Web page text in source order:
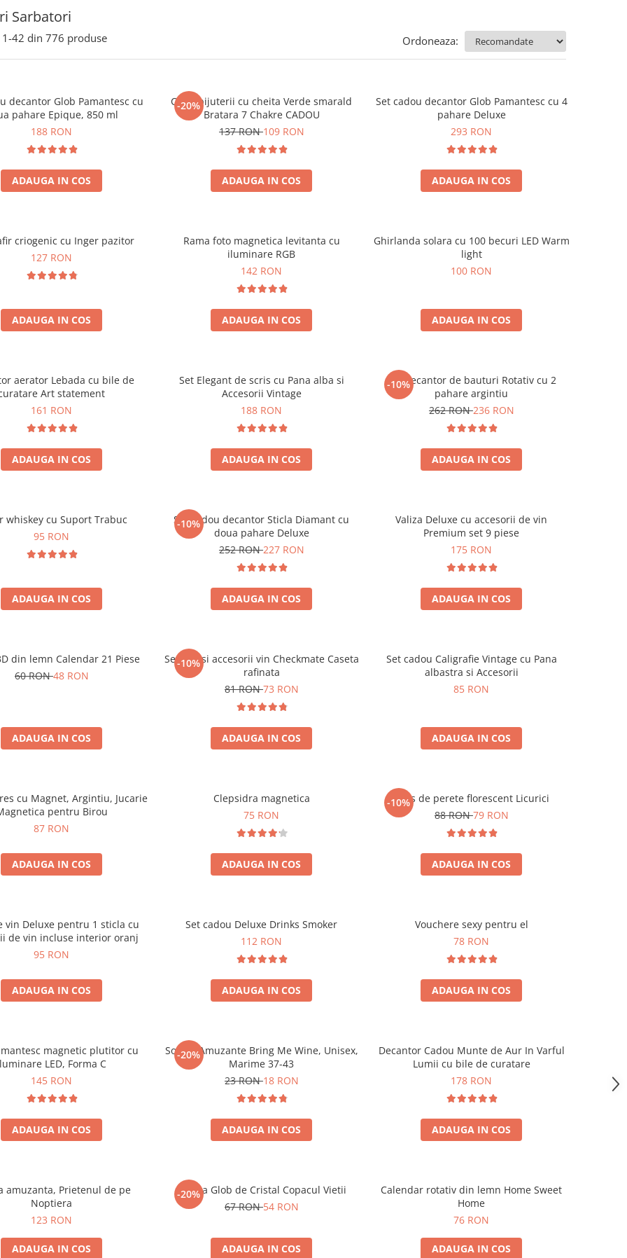
Sarbatori
1-42 din 776 produse Ordoneaza:
decantor Glob Pamantesc cu
pahare Epique, 850 ml
188 RON
ADAUGA IN COS
-20%
Cutie bijuterii cu cheita Verde smarald
Bratara 7 Chakre CADOU
137 RON109 RON
ADAUGA IN COS
Set cadou decantor Glob Pamantesc cu 4
pahare Deluxe
293 RON
ADAUGA IN COS
criogenic cu Inger pazitor
127 RON
ADAUGA IN COS
Rama foto magnetica levitanta cu
iluminare RGB
142 RON
ADAUGA IN COS
Ghirlanda solara cu 100 becuri LED Warm
light
100 RON
ADAUGA IN COS
aerator Lebada cu bile de
Art statement
161 RON
ADAUGA IN COS
Set Elegant de scris cu Pana alba si
Accesorii Vintage
188 RON
ADAUGA IN COS
-10%
Set Decantor de bauturi Rotativ cu 2
pahare argintiu
262 RON236 RON
ADAUGA IN COS
whiskey cu Suport Trabuc
95 RON
ADAUGA IN COS
-10%
Set cadou decantor Sticla Diamant cu
doua pahare Deluxe
252 RON227 RON
ADAUGA IN COS
Valiza Deluxe cu accesorii de vin
Premium set 9 piese
175 RON
ADAUGA IN COS
din lemn Calendar 21 Piese
60 RON48 RON
ADAUGA IN COS
-10%
Set sah si accesorii vin Checkmate Caseta
rafinata
81 RON73 RON
ADAUGA IN COS
Set cadou Caligrafie Vintage cu Pana
albastra si Accesorii
85 RON
ADAUGA IN COS
cu Magnet, Argintiu, Jucarie
pentru Birou
87 RON
ADAUGA IN COS
Clepsidra magnetica
75 RON
ADAUGA IN COS
-10%
Ceas de perete florescent Licurici
88 RON79 RON
ADAUGA IN COS
vin Deluxe pentru 1 sticla cu
de vin incluse interior oranj
95 RON
ADAUGA IN COS
Set cadou Deluxe Drinks Smoker
112 RON
ADAUGA IN COS
Vouchere sexy pentru el
78 RON
ADAUGA IN COS
magnetic plutitor cu
LED, Forma C
145 RON
ADAUGA IN COS
-20%
Sosete Amuzante Bring Me Wine, Unisex,
Marime 37-43
23 RON18 RON
ADAUGA IN COS
Decantor Cadou Munte de Aur In Varful
Lumii cu bile de curatare
178 RON
ADAUGA IN COS
amuzanta, Prietenul de pe
Noptiera
123 RON
ADAUGA IN COS
-20%
Lampa Glob de Cristal Copacul Vietii
67 RON54 RON
ADAUGA IN COS
Calendar rotativ din lemn Home Sweet
Home
76 RON
ADAUGA IN COS